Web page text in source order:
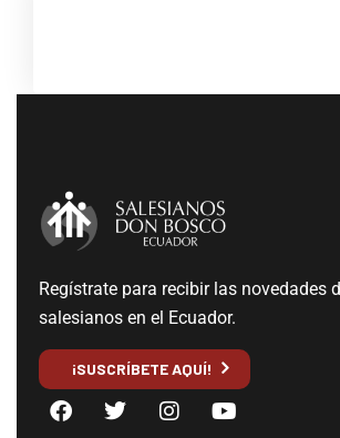
Regístrate para recibir las novedades
salesianos en el Ecuador.
¡SUSCRÍBETE AQUÍ!